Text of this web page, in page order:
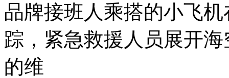
品牌接班人乘搭的小飞
踪，紧急救援人员展开
的维